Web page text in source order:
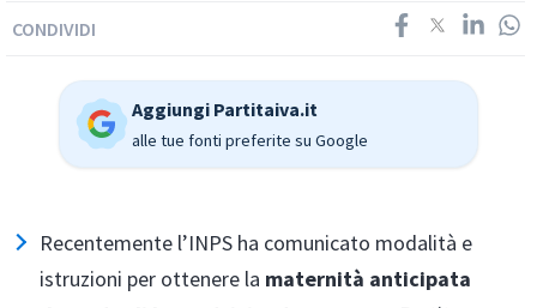
CONDIVIDI
Aggiungi Partitaiva.it
alle tue fonti preferite su Google
Recentemente l’INPS ha comunicato modalità e
istruzioni per ottenere la maternità anticipata